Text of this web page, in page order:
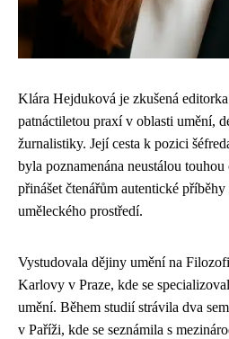
Klára Hejduková je zkušená
patnáctiletou praxí v oblasti umění,
žurnalistiky. Její cesta k pozici
byla poznamenána neustálou
přinášet čtenářům autentické
uměleckého prostředí.
Vystudovala dějiny umění na
Karlovy v Praze, kde se
umění. Během studií strávila dva
v Paříži, kde se seznámila s